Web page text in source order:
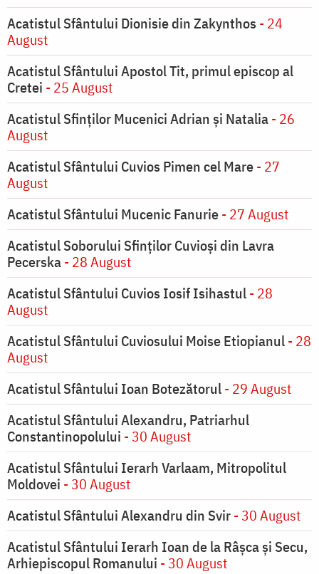
Acatistul Sfântului Dionisie din Zakynthos - 24
August
Acatistul Sfântului Apostol Tit, primul episcop al
Cretei - 25 August
Acatistul Sfinților Mucenici Adrian și Natalia- 26
August
Acatistul Sfântului Cuvios Pimen cel Mare- 27
August
Acatistul Sfântului Mucenic Fanurie- 27 August
Acatistul Soborului Sfinților Cuvioși din Lavra
Pecerska- 28 August
Acatistul Sfântului Cuvios Iosif Isihastul- 28
August
Acatistul Sfântului Cuviosului Moise Etiopianul- 28
August
Acatistul Sfântului Ioan Botezătorul- 29 August
Acatistul Sfântului Alexandru, Patriarhul
Constantinopolului - 30 August
Acatistul Sfântului Ierarh Varlaam, Mitropolitul
Moldovei - 30 August
Acatistul Sfântului Alexandru din Svir- 30 August
Acatistul Sfântului Ierarh Ioan de la Râşca şi Secu,
Arhiepiscopul Romanului - 30 August